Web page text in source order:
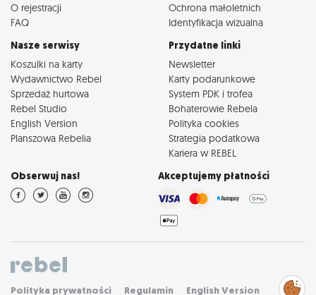
O rejestracji
FAQ
Ochrona małoletnich
Identyfikacja wizualna
Nasze serwisy
Koszulki na karty
Wydawnictwo Rebel
Sprzedaż hurtowa
Rebel Studio
English Version
Planszowa Rebelia
Przydatne linki
Newsletter
Karty podarunkowe
System PDK i trofea
Bohaterowie Rebela
Polityka cookies
Strategia podatkowa
Kariera w REBEL
Obserwuj nas! Akceptujemy płatności
Polityka prywatności Regulamin English Version
Zarządzaj
preferencjami
cookies